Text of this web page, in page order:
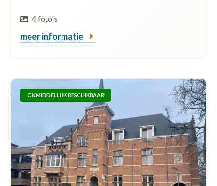
4 foto's
meer informatie
ONMIDDELLIJK BESCHIKBAAR